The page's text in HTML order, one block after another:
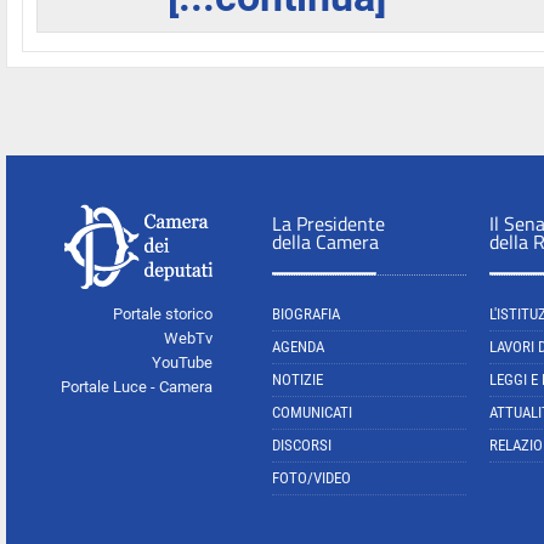
Portale storico
WebTv
YouTube
Portale Luce - Camera
La Presidente
della Camera
BIOGRAFIA
AGENDA
NOTIZIE
COMUNICATI
DISCORSI
FOTO/VIDEO
Il
della
LAVORI
LEGGI E